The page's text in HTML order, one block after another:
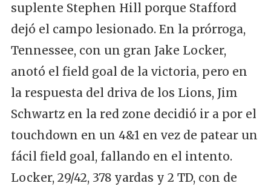
suplente Stephen Hill porque Stafford
dejó el campo lesionado. En la prórroga,
Tennessee, con un gran Jake Locker,
anotó el field goal de la victoria, pero en
la respuesta del driva de los Lions, Jim
Schwartz en la red zone decidió ir a por el
touchdown en un 4&1 en vez de patear un
fácil field goal, fallando en el intento.
Locker, 29/42, 378 yardas y 2 TD, con de